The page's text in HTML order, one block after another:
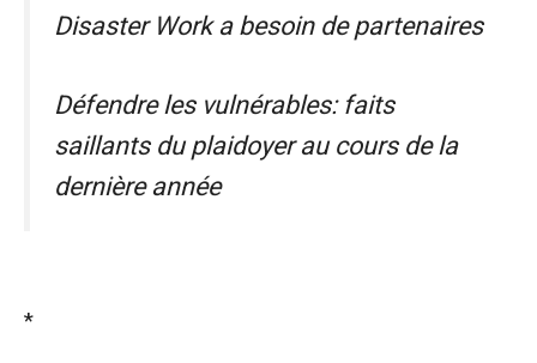
Disaster Work a besoin de partenaires
Défendre les vulnérables: faits
saillants du plaidoyer au cours de la
dernière année
*